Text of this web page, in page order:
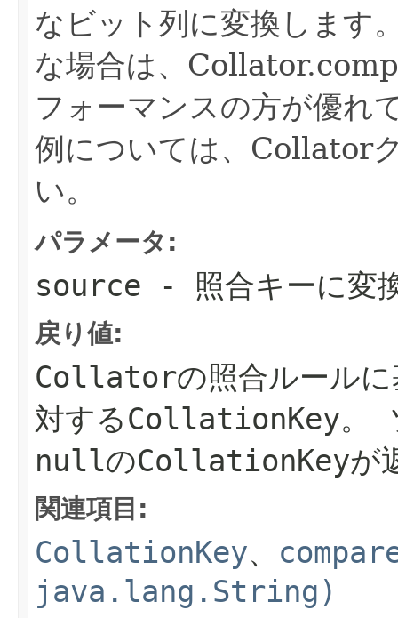
なビット列に変換します
な場合は、
フォーマンスの方が優れ
例については、Collator
い。
パラメータ:
source - 照合キーに変
戻り値:
Collatorの照合ルール
対するCollationKey。
nullのCollationKeyが
関連項目:
CollationKey、
java.lang.String)